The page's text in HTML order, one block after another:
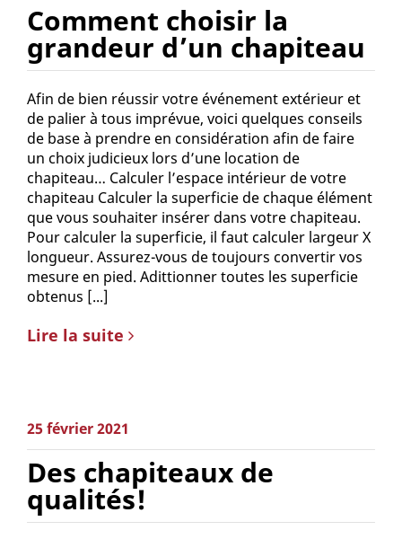
Comment choisir la
grandeur d’un chapiteau
Afin de bien réussir votre événement extérieur et
de palier à tous imprévue, voici quelques conseils
de base à prendre en considération afin de faire
un choix judicieux lors d’une location de
chapiteau… Calculer l’espace intérieur de votre
chapiteau Calculer la superficie de chaque élément
que vous souhaiter insérer dans votre chapiteau.
Pour calculer la superficie, il faut calculer largeur X
longueur. Assurez-vous de toujours convertir vos
mesure en pied. Adittionner toutes les superficie
obtenus [...]
Lire la suite
25 février 2021
Des chapiteaux de
qualités!